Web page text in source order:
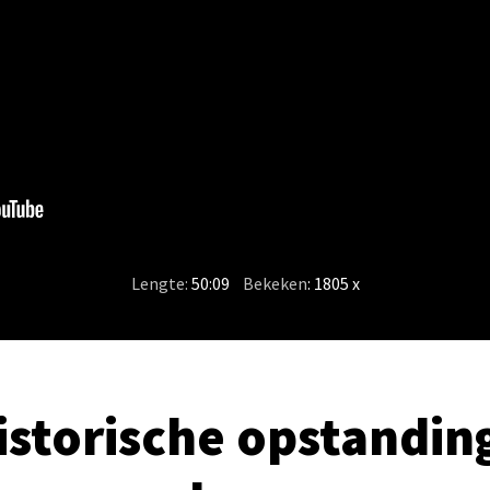
Lengte: 50:09 Bekeken: 1805 x